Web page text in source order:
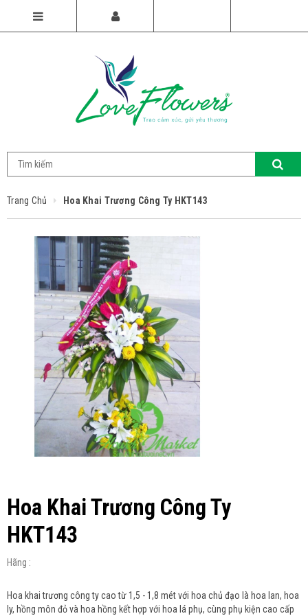
Trang Chủ Hoa Khai Trương Công Ty HKT143
Hoa Khai Trương Công Ty
HKT143
Hãng :
Hoa khai trương công ty cao từ 1,5 - 1,8 mét với hoa chủ đạo là hoa lan, hoa
ly, hồng môn đỏ và hoa hồng kết hợp với hoa lá phụ, cùng phụ kiện cao cấp